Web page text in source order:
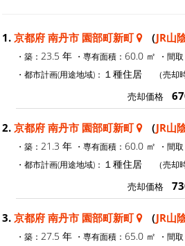
1. 京都府 南丹市 園部町新町 （JR山
・築： 23.5 年 ・専有面積： 60.0 ㎡ ・間取
・都市計画(用途地域)： １種住居 （売却
売却価格
2. 京都府 南丹市 園部町新町 （JR山
・築： 21.3 年 ・専有面積： 60.0 ㎡ ・間取
・都市計画(用途地域)： １種住居 （売却
売却価格
3. 京都府 南丹市 園部町新町 （JR山
・築： 27.5 年 ・専有面積： 65.0 ㎡ ・間取